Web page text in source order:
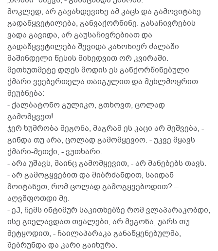
მოკლედ, არ გავახდევინე ამ კაცს და გამოვიტანე
გადაწყვეტილება, განვაქორწინე. გასაჩივრების
ვადა გავიდა, არ გაუსაჩივრებიათ და
გადაწყვეტილება შევიდა კანონიერ ძალაში
მაშინდელი წესის მიხედვით ორ კვირაში.
მეთხუთმეტე დღეს მოდის ეს განქორწინებული
ქმარი ვეებერთელა თაიგულით და მუხლმოყრით
მეუბნება:
- ქალბატონო გულიკო, გთხოვთ, ცოლად
გამომყვეთ!
ჯერ ხუმრობა მეგონა, მაგრამ ეს კაცი არ მეშვება, -
გინდა თუ არა, ცოლად გამომყევიო. - უკვე მყავს
ქმარი-მეთქი, - ვუთხარი.
- არა უშავს, მაინც გამომყევით, - არ მანებებს თავს.
- არ გამოგყვებით და მიბრძანდით, საიდან
მოიტანეთ, რომ ცოლად გამოგყვებოდით? –
აღვშფოთდი მე.
- ეჰ, ჩემს ინტიმურ საკითხებზე რომ ვლაპარაკობდი,
ისე გიელავდათ თვალები, არ მეგონა, უარს თუ
მეტყოდით, - ჩაილაპარაკა განაწყენებულმა,
შებრუნდა და კარი გაიხურა.